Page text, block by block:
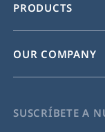
PRODUCTS
OUR COMPANY
SUSCRÍBETE A